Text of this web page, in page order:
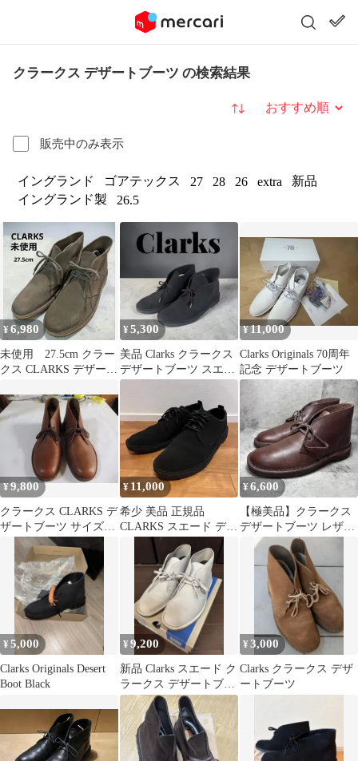
クラークス デザートブーツ の検索結果
販売中のみ表示
並び替え
イングランド ゴアテックス 27 28 26 extra
新品
イングランド製
26.5
¥6,980
未使用 27.5cm クラー
クス CLARKS デザート
¥5,300
美品 Clarks クラークス
デザートブーツ スエー
ド 25.5 メンズ 人気
¥11,000
Clarks Originals 70周年
記念 デザートブーツ
¥9,800
クラークス CLARKS デ
ザートブーツ サイズ
=GB9・US9-1/2
¥ 11,000
希少 美品 正規品
CLARKS スエード デザ
ート ブーツ 黒 26.5cm
¥6,600
【極美品】クラークス
デザートブーツ レザー
ハイカット 24.5cm
¥5,000
Clarks Originals Desert
Boot Black
¥9,200
新品 Clarks スエード ク
ラークス デザートブー
ツ UK7 25cm
¥3,000
Clarks クラークス デザ
ートブーツ